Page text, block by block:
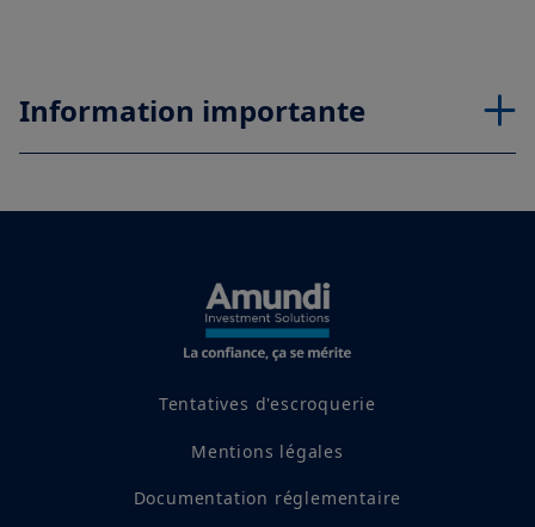
Information importante
Tentatives d'escroquerie
Mentions légales
Documentation réglementaire